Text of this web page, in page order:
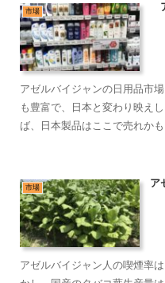
市場
アゼルバイジャンの日用品市
も豊富で、日本と変わり映え
ば、日本製品はここで売れか
市場
ア
アゼルバイジャン人の喫煙率